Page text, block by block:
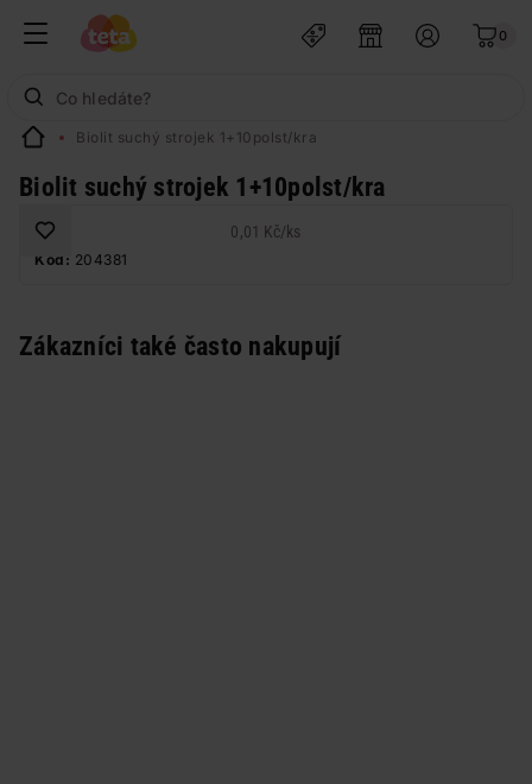
0
Biolit suchý strojek 1+10polst/kra
Biolit suchý strojek 1+10polst/kra
0,01 Kč/ks
Kód: 204381
Zákazníci také často nakupují